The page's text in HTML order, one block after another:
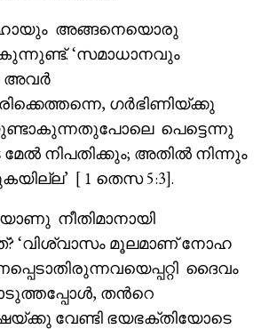
അങ്ങനെയൊരു
‘സമാധാനവും
അവർ
ഗർഭിണിയ്ക്കു
പെട്ടെന്നു
നിപതിക്കും; അതിൽ നിന്നും
[ 1 തെസ 5:3].
നീതിമാനായി
‘വിശ്വാസം മൂലമാണ് നോഹ
ദൈവം
തൻറെ
വേണ്ടി ഭയഭക്തിയോടെ